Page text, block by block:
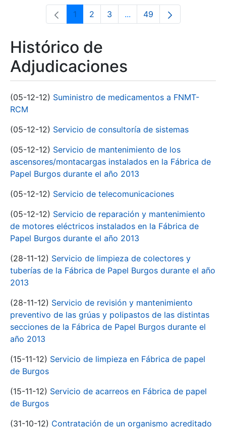
Página
1 Página
2 Página
3 ...Páginas intermedias Use
Página
49
Histórico de
Adjudicaciones
(05-12-12) Suministro de medicamentos a FNMT-
RCM
(05-12-12) Servicio de consultoría de sistemas
(05-12-12) Servicio de mantenimiento de los
ascensores/montacargas instalados en la Fábrica de
Papel Burgos durante el año 2013
(05-12-12) Servicio de telecomunicaciones
(05-12-12) Servicio de reparación y mantenimiento
de motores eléctricos instalados en la Fábrica de
Papel Burgos durante el año 2013
(28-11-12) Servicio de limpieza de colectores y
tuberías de la Fábrica de Papel Burgos durante el año
2013
(28-11-12) Servicio de revisión y mantenimiento
preventivo de las grúas y polipastos de las distintas
secciones de la Fábrica de Papel Burgos durante el
año 2013
(15-11-12) Servicio de limpieza en Fábrica de papel
de Burgos
(15-11-12) Servicio de acarreos en Fábrica de papel
de Burgos
(31-10-12) Contratación de un organismo acreditado